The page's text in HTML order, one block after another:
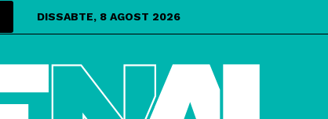
DISSABTE, 8 AGOST 2026